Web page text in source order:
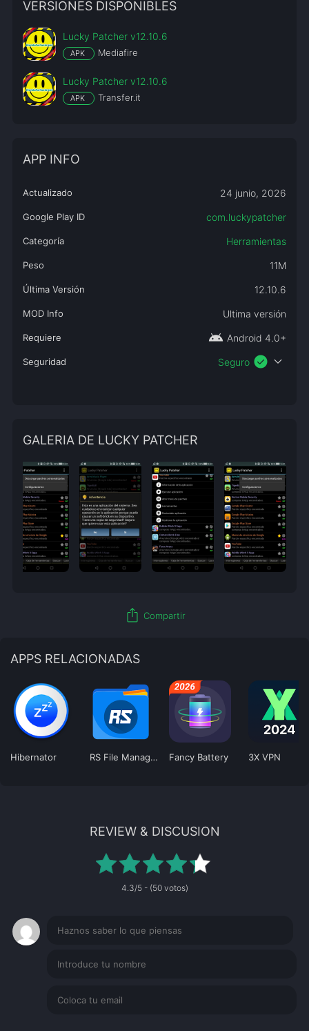
VERSIONES DISPONIBLES
Lucky Patcher v12.10.6
APK Mediafire
Lucky Patcher v12.10.6
APK Transfer.it
APP INFO
Actualizado 24 junio, 2026
Google Play ID com.luckypatcher
Categoría Herramientas
Peso 11M
Última Versión 12.10.6
MOD Info Ultima versión
Requiere android Android 4.0+
Seguridad Seguro check_circle expand_more
GALERIA DE LUCKY PATCHER
ios_share Compartir
APPS RELACIONADAS
Hibernator RS File Manager Fancy Battery 3X VPN
REVIEW & DISCUSION
4.3/5 - (50 votos)